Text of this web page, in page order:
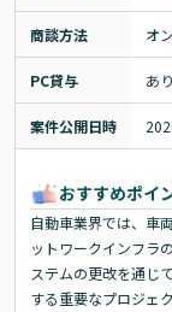
商談方法 オ
PC貸与 あり
案件公開日時
おすすめポイ
自動車業界では、車
ットワークインフラ
ステムの更改を通じ
する重要なプロジェ